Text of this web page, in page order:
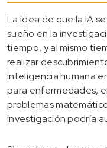
La idea de que la IA
sueño en la
tiempo, y al mismo
realizar
inteligencia humana
para enfermedades,
problemas
investigación podría